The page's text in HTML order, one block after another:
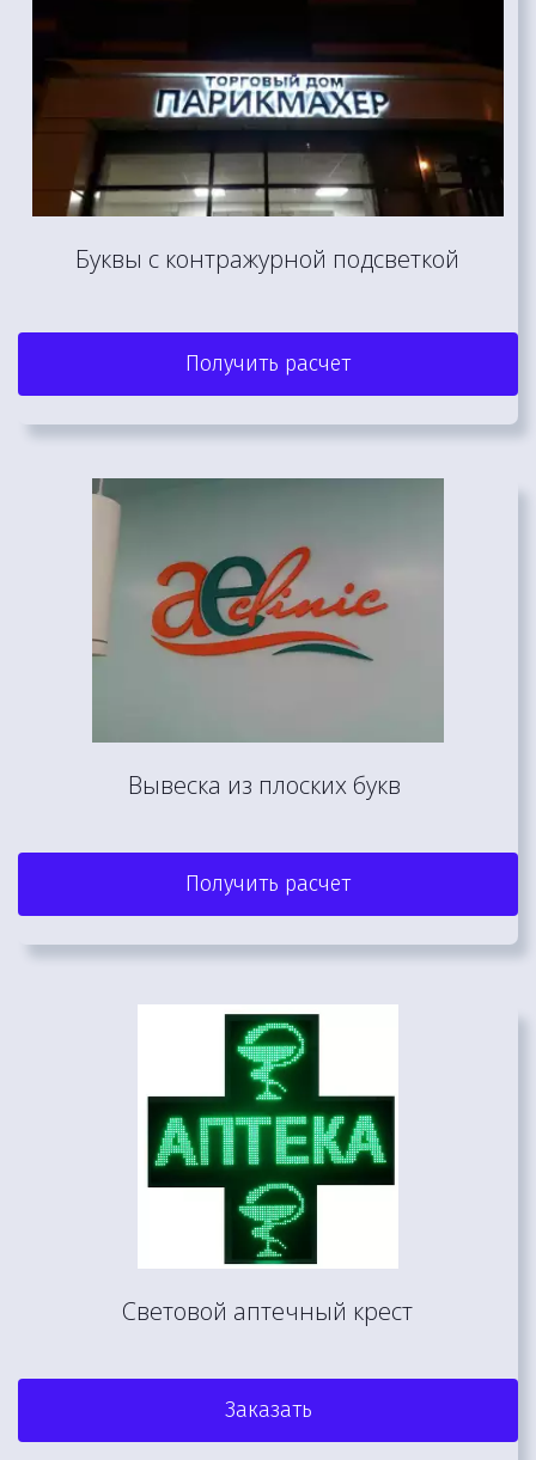
Буквы с контражурной подсветкой
Получить расчет
Вывеска из плоских букв
Получить расчет
Световой аптечный крест
Заказать